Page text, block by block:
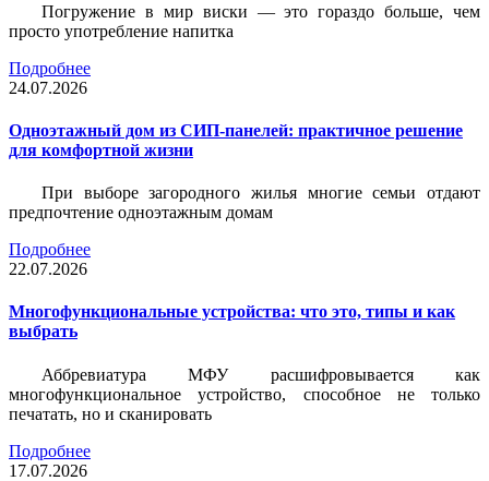
Погружение в мир виски — это гораздо больше, чем
просто употребление напитка
Подробнее
24.07.2026
Одноэтажный дом из СИП-панелей: практичное решение
для комфортной жизни
При выборе загородного жилья многие семьи отдают
предпочтение одноэтажным домам
Подробнее
22.07.2026
Многофункциональные устройства: что это, типы и как
выбрать
Аббревиатура МФУ расшифровывается как
многофункциональное устройство, способное не только
печатать, но и сканировать
Подробнее
17.07.2026